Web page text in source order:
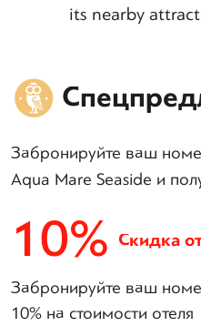
its nearby
Забронируйте ваш
Aqua Mare Seaside и
10% Скидка
Забронируйте ваш
10% на стоимости отеля